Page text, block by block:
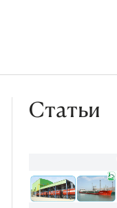
Статьи